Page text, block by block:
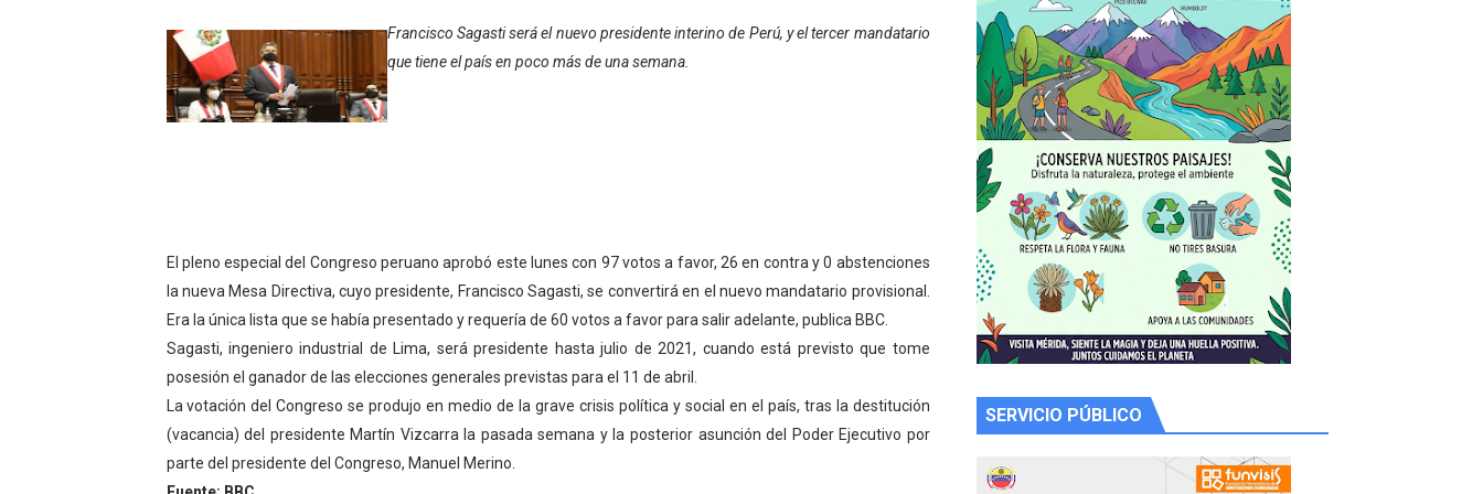
Inicia el Plan Cultura Vacacional 2026 en el estado Mérida
Ibime inició tradicional plan vacacional Aventuras en Vacaciones
Merideños disfrutarán del Plan Agosto Escuelas Abiertas 2026
Club "Rápidos de Zea" brilló en el Primer Festival de Atletismo en homenaje a Giovanny Valero
84 estudiantes celebraron su graduación en el Complejo Educativo Aristóbulo Istúriz
Cmdnna lleva esperanza y atención a casas de abrigo en Mérida
Comunas de Obispo Ramos de Lora avanzan hacia el empoderamiento y la autogestión
Arrancó Plan Vacacional Comunitario Venezuela Renace 2026 en la Don Perucho
Plan Vacacional Venezuela Renace 2026 arrancó con alegría en Lagunillas
Francisco Sagasti será el nuevo presidente interino de Perú, y el tercer mandatario
que tiene el país en poco más de una semana.
El pleno especial del Congreso peruano aprobó este lunes con 97 votos a favor, 26 en contra y 0 abstenciones
la nueva Mesa Directiva, cuyo presidente, Francisco Sagasti, se convertirá en el nuevo mandatario provisional.
Era la única lista que se había presentado y requería de 60 votos a favor para salir adelante, publica BBC.
Sagasti, ingeniero industrial de Lima, será presidente hasta julio de 2021, cuando está previsto que tome
posesión el ganador de las elecciones generales previstas para el 11 de abril.
La votación del Congreso se produjo en medio de la grave crisis política y social en el país, tras la destitución
(vacancia) del presidente Martín Vizcarra la pasada semana y la posterior asunción del Poder Ejecutivo por
parte del presidente del Congreso, Manuel Merino.
SERVICIO PÚBLICO